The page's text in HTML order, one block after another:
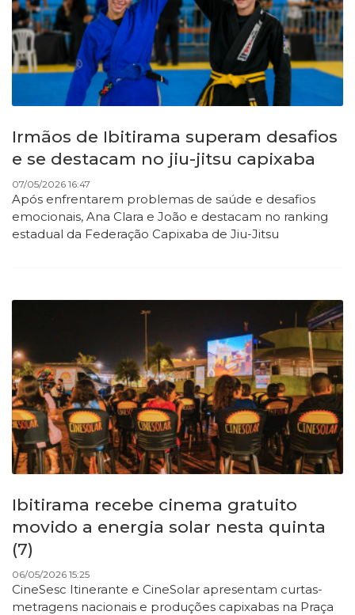
Irmãos de Ibitirama superam desafios
e se destacam no jiu-jitsu capixaba
07/05/2026 16:47
Após enfrentarem problemas de saúde e desafios
emocionais, Ana Clara e João e destacam no ranking
estadual da Federação Capixaba de Jiu-Jitsu
Ibitirama recebe cinema gratuito
movido a energia solar nesta quinta
(7)
06/05/2026 15:25
CineSesc Itinerante e CineSolar apresentam curtas-
metragens nacionais e produções capixabas na Praça